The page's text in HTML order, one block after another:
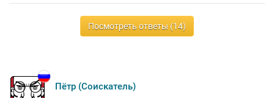
Посмотреть ответы (14)
Пётр (Соискатель)